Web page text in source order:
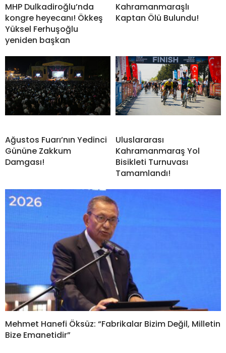
MHP Dulkadiroğlu’nda
kongre heyecanı! Ökkeş
Yüksel Ferhuşoğlu
yeniden başkan
Kahramanmaraşlı
Kaptan Ölü Bulundu!
Ağustos Fuarı’nın Yedinci
Gününe Zakkum
Damgası!
Uluslararası
Kahramanmaraş Yol
Bisikleti Turnuvası
Tamamlandı!
Mehmet Hanefi Öksüz: “Fabrikalar Bizim Değil, Milletin
Bize Emanetidir”